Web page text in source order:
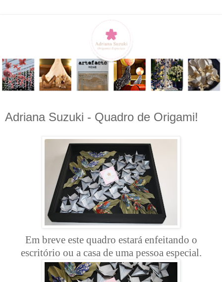
Adriana Suzuki - Quadro de Origami!
Em breve este quadro estará enfeitando o
escritório ou a casa de uma pessoa especial.